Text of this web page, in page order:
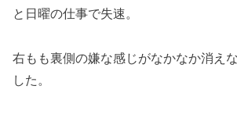
と日曜の仕事で失速。
右もも裏側の嫌な感じがなかなか消え
した。